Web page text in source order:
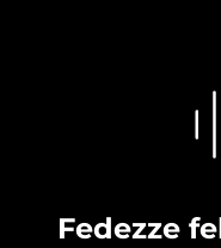
Fedezze